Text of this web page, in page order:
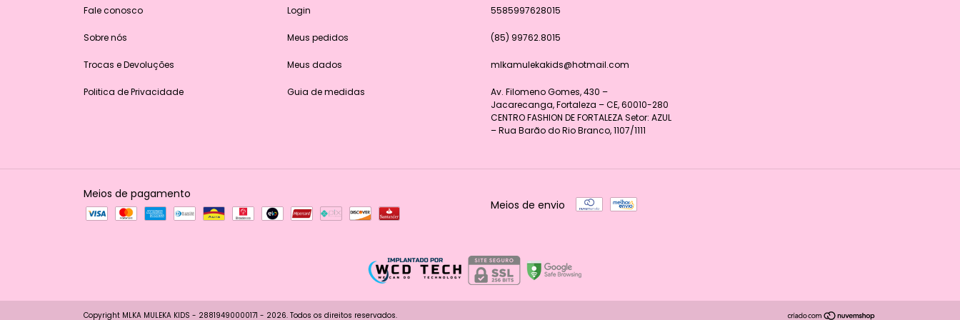
Fale conosco
Sobre nós
Trocas e Devoluções
Politica de Privacidade
Login
Meus pedidos
Meus dados
Guia de medidas
5585997628015
(85) 99762.8015
mlkamulekakids@hotmail.com
Av. Filomeno Gomes, 430 –
Jacarecanga, Fortaleza – CE, 60010-280
CENTRO FASHION DE FORTALEZA Setor: AZUL
– Rua Barão do Rio Branco, 1107/1111
Meios de pagamento
Meios de envio
Copyright MLKA MULEKA KIDS - 28819490000171 - 2026. Todos os direitos reservados.